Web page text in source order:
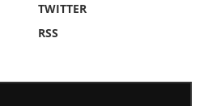
TWITTER
RSS